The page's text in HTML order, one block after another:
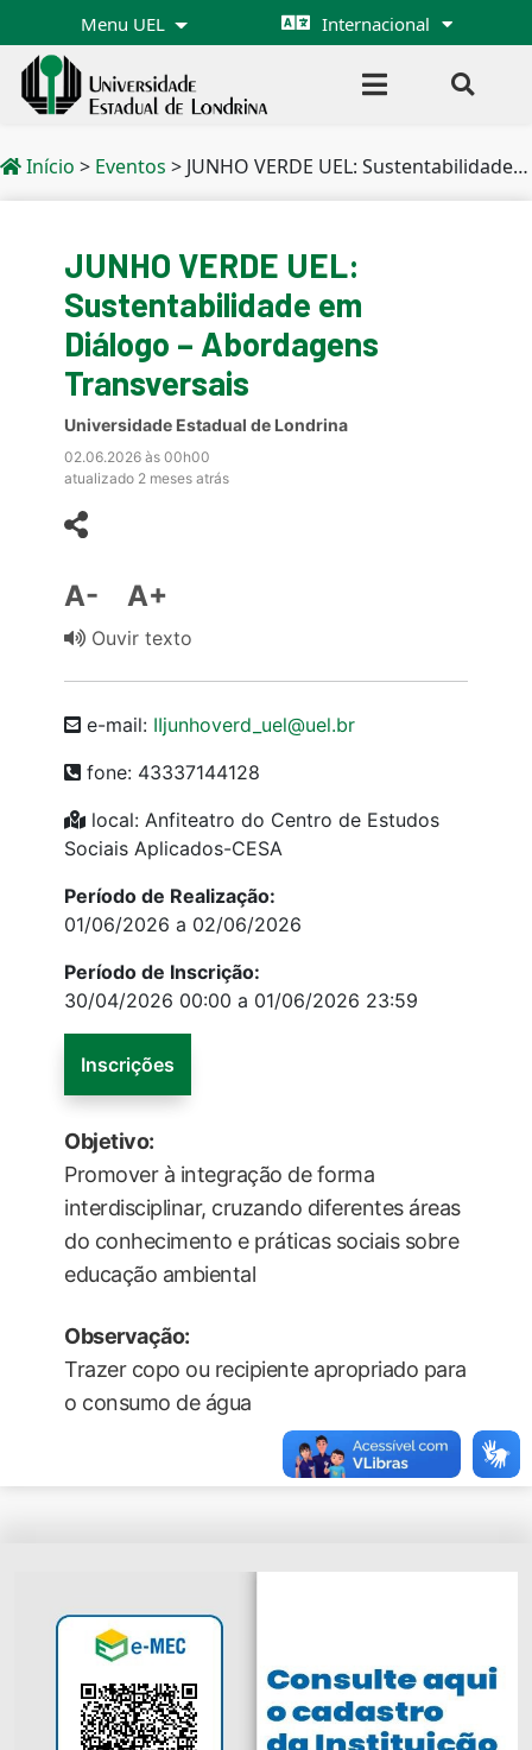
Menu UEL Internacional
Início > Eventos > JUNHO VERDE UEL: Sustentabilidade em Diálogo – Abordagens Transversais
JUNHO VERDE UEL:
Sustentabilidade em
Diálogo – Abordagens
Transversais
Universidade Estadual de Londrina
02.06.2026 às 00h00
atualizado 2 meses atrás
A- A+
Ouvir texto
e-mail: IIjunhoverd_uel@uel.br
fone: 43337144128
local: Anfiteatro do Centro de Estudos
Sociais Aplicados-CESA
Período de Realização:
01/06/2026 a 02/06/2026
Período de Inscrição:
30/04/2026 00:00 a 01/06/2026 23:59
Inscrições
Objetivo:
Promover à integração de forma
interdisciplinar, cruzando diferentes áreas
do conhecimento e práticas sociais sobre
educação ambiental
Observação:
Trazer copo ou recipiente apropriado para
o consumo de água